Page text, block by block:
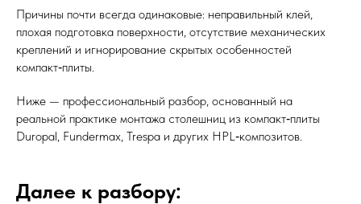
Причины почти всегда одинаковые: неправильный клей,
плохая подготовка поверхности, отсутствие механических
креплений и игнорирование скрытых особенностей
компакт‑плиты.
Ниже — профессиональный разбор, основанный на
реальной практике монтажа столешниц из компакт‑плиты
Duropal, Fundermax, Trespa и других HPL‑композитов.
Далее к разбору: